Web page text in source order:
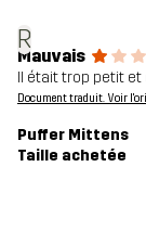
R
Mauvais
Il était trop petit et
Document traduit. Voir
Puffer Mittens
Taille achetée